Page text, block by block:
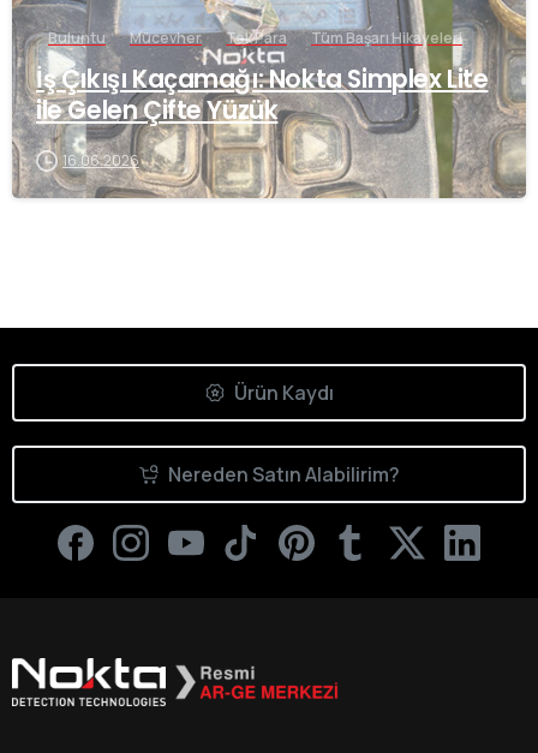
Buluntu Mücevher Tek Para Tüm Başarı Hikayeleri
İş Çıkışı Kaçamağı: Nokta Simplex Lite
ile Gelen Çifte Yüzük
16.06.2026
Ürün Kaydı
Nereden Satın Alabilirim?